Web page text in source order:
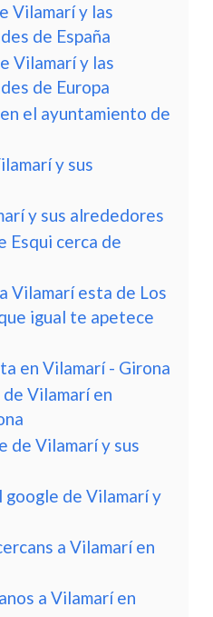
Vilamarí y las
de España
Vilamarí y las
de Europa
el ayuntamiento de
y sus
y sus alrededores
Esqui cerca de
Vilamarí esta de Los
igual te apetece
en Vilamarí - Girona
Vilamarí en
de Vilamarí y sus
google de Vilamarí y
a Vilamarí en
a Vilamarí en